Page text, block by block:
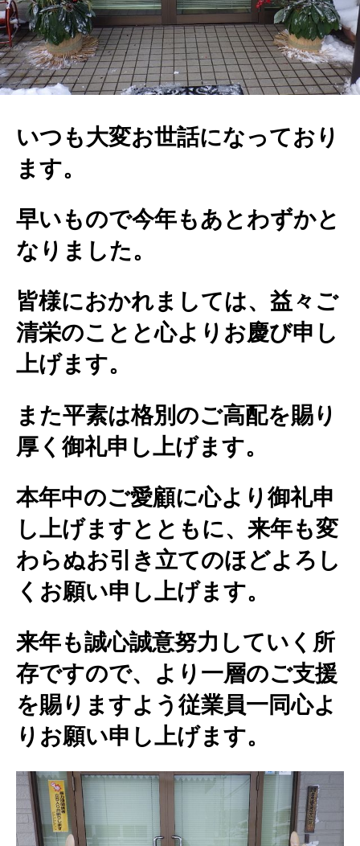
いつも大変お世話になっており
ます。
早いもので今年もあとわずかと
なりました。
皆様におかれましては、益々ご
清栄のことと心よりお慶び申し
上げます。
また平素は格別のご高配を賜り
厚く御礼申し上げます。
本年中のご愛顧に心より御礼申
し上げますとともに、来年も変
わらぬお引き立てのほどよろし
くお願い申し上げます。
来年も誠心誠意努力していく所
存ですので、より一層のご支援
を賜りますよう従業員一同心よ
りお願い申し上げます。